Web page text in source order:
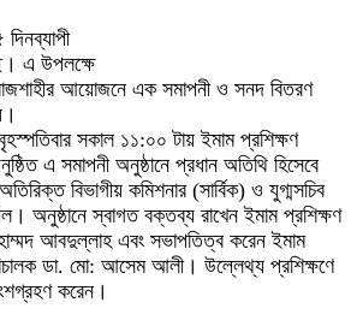
এ উপলক্ষে
আয়োজনে এক সমাপনী ও সনদ বিতরণ
সকাল ১১:০০ টায় ইমাম প্রশিক্ষণ
এ সমাপনী অনুষ্ঠানে প্রধান অতিথি হিসেবে
বিভাগীয় কমিশনার (সার্বিক) ও যুগ্মসচিব
অনুষ্ঠানে স্বাগত বক্তব্য রাখেন ইমাম প্রশিক্ষণ
আবদুল্লাহ এবং সভাপতিত্ব করেন ইমাম
ডা. মো: আসেম আলী। উল্লেথ্য প্রশিক্ষণে
করেন।